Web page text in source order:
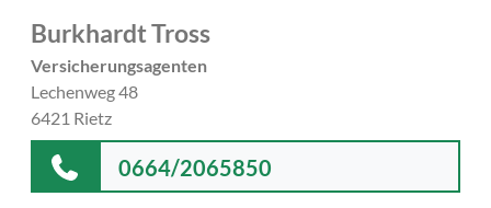
Burkhardt Tross
Versicherungsagenten
Lechenweg 48
6421 Rietz
0664/2065850